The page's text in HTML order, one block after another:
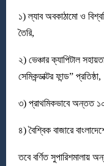
১) ল্যাব অবকাঠামো ও
তৈরি,
২) ভেঞ্চার ক্যাপিটাল
সেমিকন্ডাক্টর ফান্ড” প্রতিষ্ঠা,
৩) প্রাথমিকভাবে অন্তত
৪) বৈশ্বিক বাজারে
তবে বর্ণিত সুপারিশমালায়